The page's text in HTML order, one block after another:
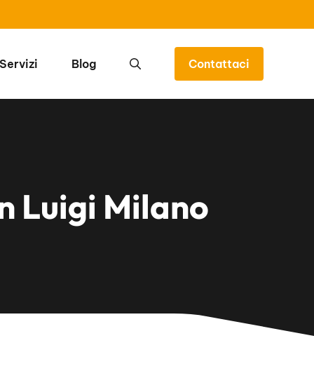
Servizi Blog Contattaci
Luigi Milano